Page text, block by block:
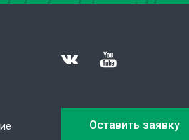
Оставить заявку